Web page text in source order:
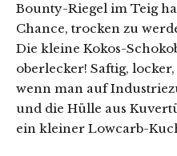
Bounty-Riegel im Teig
Chance, trocken zu
Die kleine Kokos-
oberlecker! Saftig,
wenn man auf
und die Hülle aus
ein kleiner Lowcarb-